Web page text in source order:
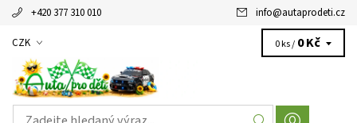
+420 377 310 010 info@autaprodeti.cz
CZK 0 ks / 0 Kč